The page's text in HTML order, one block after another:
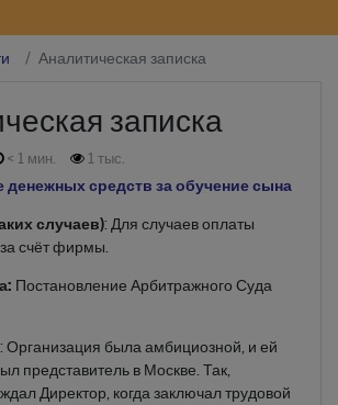
Аналитическая записка
записка
< 1 мин.
1 тыс.
денежных средств за обучение сына
случаев): Для случаев оплаты
счёт фирмы.
Постановление Арбитражного Суда
Организация была амбициозной, и ей
представитель в Москве. Так,
Директор, когда заключал трудовой